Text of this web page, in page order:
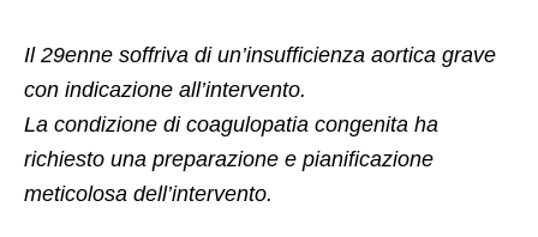
Il 29enne soffriva di un’insufficienza aortica grave
con indicazione all’intervento.
La condizione di coagulopatia congenita ha
richiesto una preparazione e pianificazione
meticolosa dell’intervento.